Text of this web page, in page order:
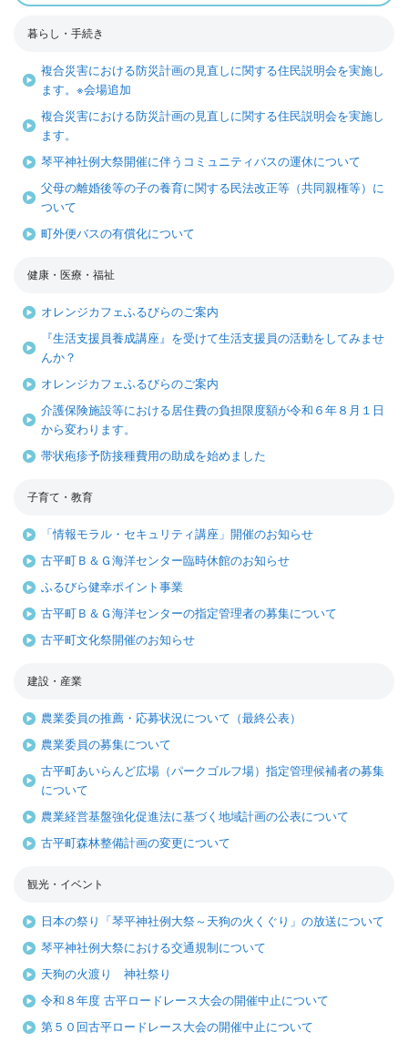
暮らし・手続き
複合災害における防災計画の見直しに関する住民説明会を実施し
ます。※会場追加
複合災害における防災計画の見直しに関する住民説明会を実施し
ます。
琴平神社例大祭開催に伴うコミュニティバスの運休について
父母の離婚後等の子の養育に関する民法改正等（共同親権等）に
ついて
町外便バスの有償化について
健康・医療・福祉
オレンジカフェふるびらのご案内
『生活支援員養成講座』を受けて生活支援員の活動をしてみませ
んか？
オレンジカフェふるびらのご案内
介護保険施設等における居住費の負担限度額が令和６年８月１日
から変わります。
帯状疱疹予防接種費用の助成を始めました
子育て・教育
「情報モラル・セキュリティ講座」開催のお知らせ
古平町Ｂ＆Ｇ海洋センター臨時休館のお知らせ
ふるびら健幸ポイント事業
古平町Ｂ＆Ｇ海洋センターの指定管理者の募集について
古平町文化祭開催のお知らせ
建設・産業
農業委員の推薦・応募状況について（最終公表）
農業委員の募集について
古平町あいらんど広場（パークゴルフ場）指定管理候補者の募集
について
農業経営基盤強化促進法に基づく地域計画の公表について
古平町森林整備計画の変更について
観光・イベント
日本の祭り「琴平神社例大祭～天狗の火くぐり」の放送について
琴平神社例大祭における交通規制について
天狗の火渡り 神社祭り
令和８年度 古平ロードレース大会の開催中止について
第５０回古平ロードレース大会の開催中止について